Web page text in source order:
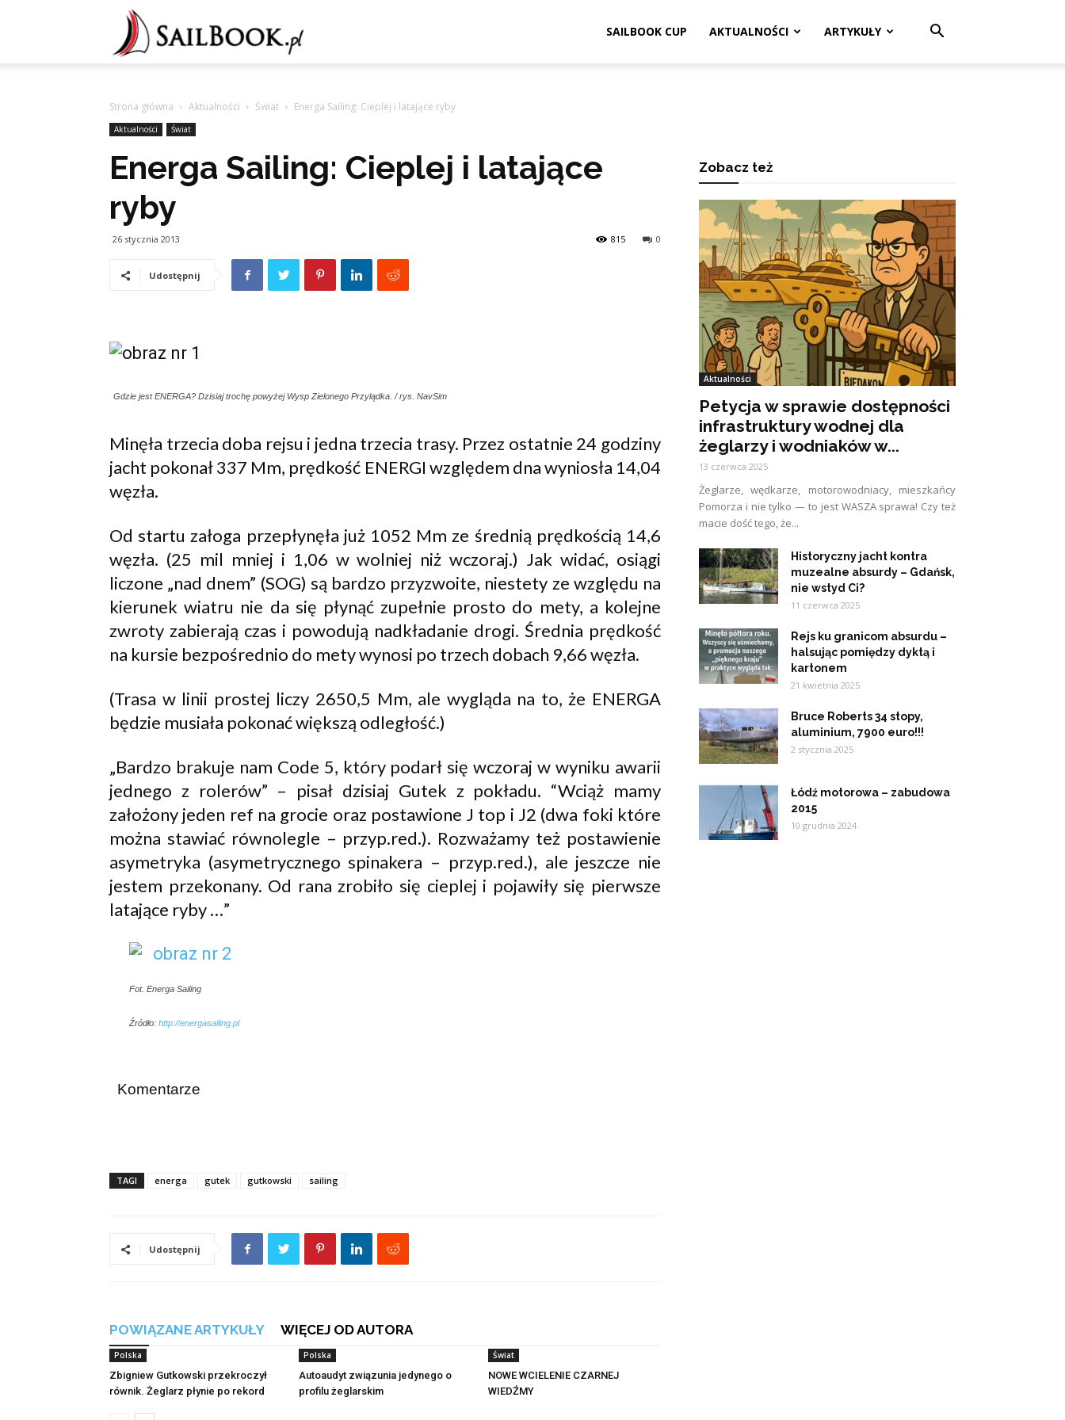
SAILBOOK CUP AKTUALNOŚCI ARTYKUŁY
Strona główna Aktualności Świat Energa Sailing: Cieplej i latające ryby
Aktualności Świat
Energa Sailing: Cieplej i latające
ryby
26 stycznia 2013 0
815
Udostępnij
Gdzie jest ENERGA? Dzisiaj trochę powyżej Wysp Zielonego Przylądka. / rys. NavSim
Minęła trzecia doba rejsu i jedna trzecia trasy. Przez ostatnie 24 godziny
jacht pokonał 337 Mm, prędkość ENERGI względem dna wyniosła 14,04
węzła.
Od startu załoga przepłynęła już 1052 Mm ze średnią prędkością 14,6
węzła. (25 mil mniej i 1,06 w wolniej niż wczoraj.) Jak widać, osiągi
liczone „nad dnem” (SOG) są bardzo przyzwoite, niestety ze względu na
kierunek wiatru nie da się płynąć zupełnie prosto do mety, a kolejne
zwroty zabierają czas i powodują nadkładanie drogi. Średnia prędkość
na kursie bezpośrednio do mety wynosi po trzech dobach 9,66 węzła.
(Trasa w linii prostej liczy 2650,5 Mm, ale wygląda na to, że ENERGA
będzie musiała pokonać większą odległość.)
„Bardzo brakuje nam Code 5, który podarł się wczoraj w wyniku awarii
jednego z rolerów” – pisał dzisiaj Gutek z pokładu. “Wciąż mamy
założony jeden ref na grocie oraz postawione J top i J2 (dwa foki które
można stawiać równolegle – przyp.red.). Rozważamy też postawienie
asymetryka (asymetrycznego spinakera – przyp.red.), ale jeszcze nie
jestem przekonany. Od rana zrobiło się cieplej i pojawiły się pierwsze
latające ryby …”
Fot. Energa Sailing
Źródło: http://energasailing.pl
Komentarze
TAGI energa gutek gutkowski sailing
Udostępnij
POWIĄZANE ARTYKUŁY WIĘCEJ OD AUTORA
Polska
Zbigniew Gutkowski przekroczył
równik. Żeglarz płynie po rekord
Polska
Autoaudyt związunia jedynego o
profilu żeglarskim
Świat
NOWE WCIELENIE CZARNEJ
WIEDŹMY
Zobacz też
Aktualności
Petycja w sprawie dostępności
infrastruktury wodnej dla
żeglarzy i wodniaków w...
13 czerwca 2025
Żeglarze, wędkarze, motorowodniacy, mieszkańcy
Pomorza i nie tylko — to jest WASZA sprawa! Czy też
macie dość tego, że...
Historyczny jacht kontra
muzealne absurdy – Gdańsk,
nie wstyd Ci?
11 czerwca 2025
Rejs ku granicom absurdu –
halsując pomiędzy dyktą i
kartonem
21 kwietnia 2025
Bruce Roberts 34 stopy,
aluminium, 7900 euro!!!
2 stycznia 2025
Łódź motorowa – zabudowa
2015
10 grudnia 2024